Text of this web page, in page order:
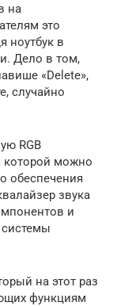
на
это
ноутбук в
Дело в том,
«Delete»,
случайно
RGB
которой можно
обеспечения
звука
и
на этот раз
функциям